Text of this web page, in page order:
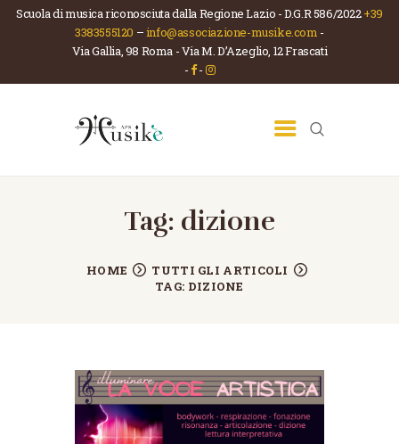
Scuola di musica riconosciuta dalla Regione Lazio - D.G.R 586/2022+39
3383555120 –info@associazione-musike.com -
Via Gallia, 98 Roma - Via M. D’Azeglio, 12 Frascati
- -
Tag: dizione
HOME
TUTTI GLI ARTICOLI
TAG: DIZIONE
ASSOCIAZIONE MUSIKÈ
Scuola di musica e teatro
HOME
CHI SIAMO
CORSI
CONTATTI